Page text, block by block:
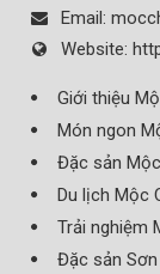
Email:
Website:
Giới thiệu
Món ngon
Đặc sản
Du lịch Mộc
Trải nghiệm
Đặc sản